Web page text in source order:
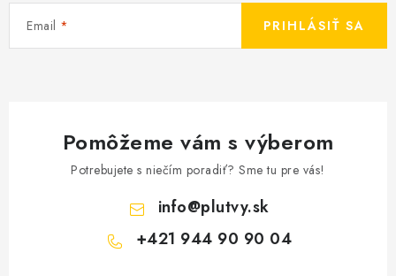
Email PRIHLÁSIŤ SA
Pomôžeme vám s výberom
Potrebujete s niečím poradiť? Sme tu pre vás!
info@plutvy.sk
+421 944 90 90 04